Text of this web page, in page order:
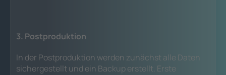
3. Postproduktion
In der Postproduktion werden zunächst alle Daten
sichergestellt und ein Backup erstellt. Erste